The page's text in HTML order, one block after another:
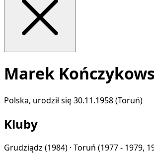
Marek
Polska, urodził się 30.11.1958 (Toruń)
Kluby
Grudziądz (1984) · Toruń (1977 - 1979,